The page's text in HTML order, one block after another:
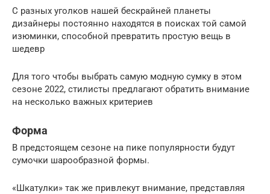
С разных уголков нашей бескрайней планеты
дизайнеры постоянно находятся в поисках той самой
изюминки, способной превратить простую вещь в
шедевр
Для того чтобы выбрать самую модную сумку в этом
сезоне 2022, стилисты предлагают обратить внимание
на несколько важных критериев
Форма
В предстоящем сезоне на пике популярности будут
сумочки шарообразной формы.
«Шкатулки» так же привлекут внимание, представляя